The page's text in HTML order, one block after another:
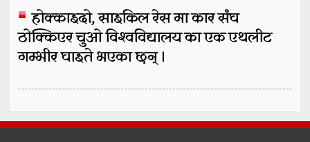
होक्काइदो, साइकिल रेस मा कार संघ
ठोक्किएर चुओ विश्वविद्यालय का एक एथलीट
गम्भीर घाइते भएका छन् ।